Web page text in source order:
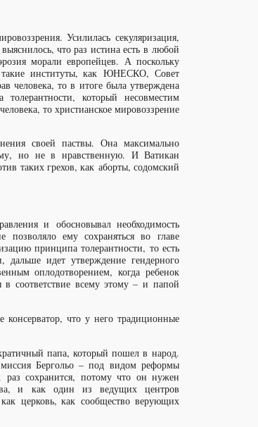
Усилилась секуляризация,
что раз истина есть в любой
морали европейцев. А поскольку
такие институты, как ЮНЕСКО, Совет
человека, то в итоге была утверждена
который несовместим
то христианское мировоззрение
своей паствы. Она максимально
но не в нравственную. И Ватикан
таких грехов, как аборты, содомский
и обосновывал необходимость
ему сохраняться во главе
принципа толерантности, то есть
идет утверждение гендерного
оплодотворением, когда ребенок
соответствие всему этому – и папой
что у него традиционные
папа, который пошел в народ.
Бергольо – под видом реформы
раз сохранится, потому что он нужен
и как один из ведущих центров
церковь, как сообщество верующих